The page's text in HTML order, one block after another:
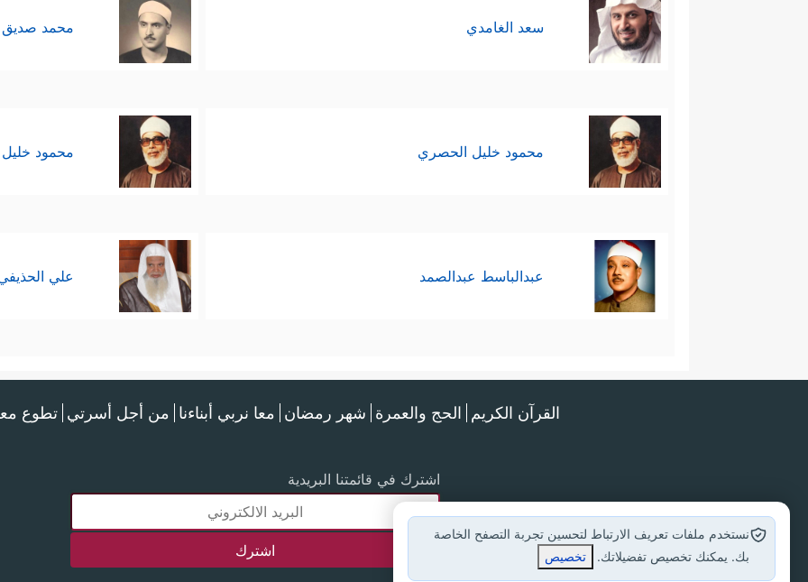
سعد الغامدي محمد صديق
محمود خليل الحصري محمود
عبدالباسط عبدالصمد علي
القرآن الكريم الحج والعمرة شهر رمضان معا نربي أبناءنا من أجل أسرتي تطوع
اشترك في قائمتنا البريدية
نستخدم ملفات تعريف الارتباط لتحسين تجربة التصفح الخاصة
بك. يمكنك تخصيص تفضيلاتك.
تخصيص